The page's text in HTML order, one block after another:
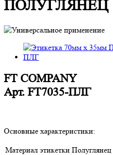
ПОЛУГЛЯНЕЦ
FT COMPANY
Арт. FT7035-ПЛГ
Основные характеристики:
Материал этикетки Полуглянец